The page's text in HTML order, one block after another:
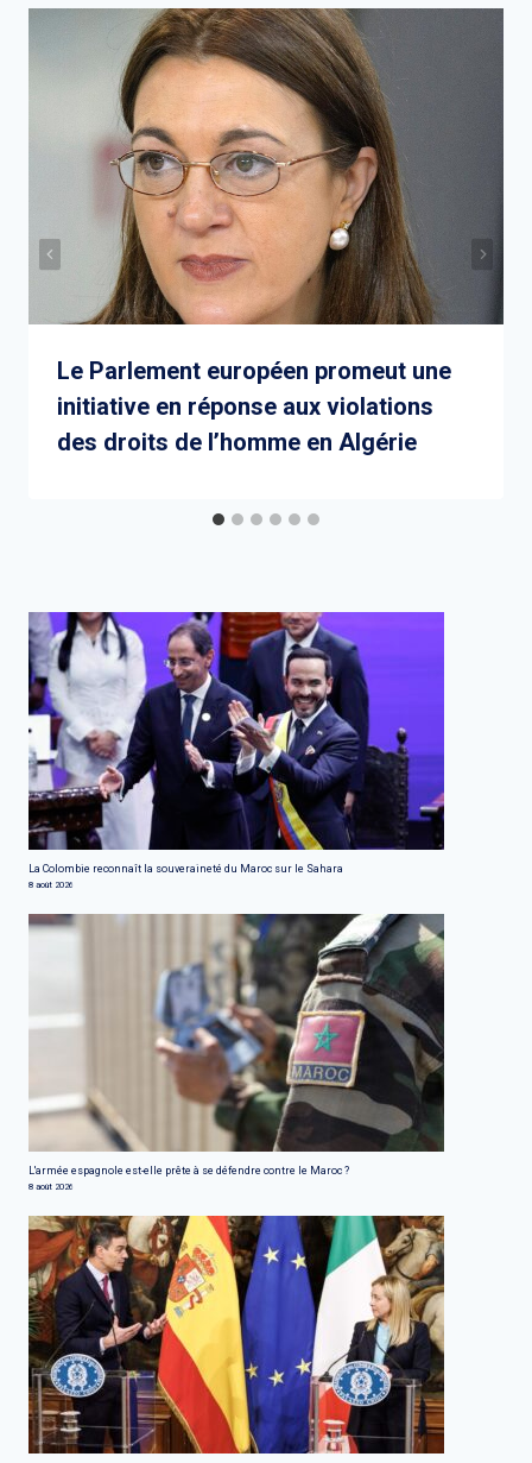
Le Parlement européen promeut une
initiative en réponse aux violations
des droits de l’homme en Algérie
La Colombie reconnaît la souveraineté du Maroc sur le Sahara
8 août 2026
L'armée espagnole est-elle prête à se défendre contre le Maroc ?
8 août 2026